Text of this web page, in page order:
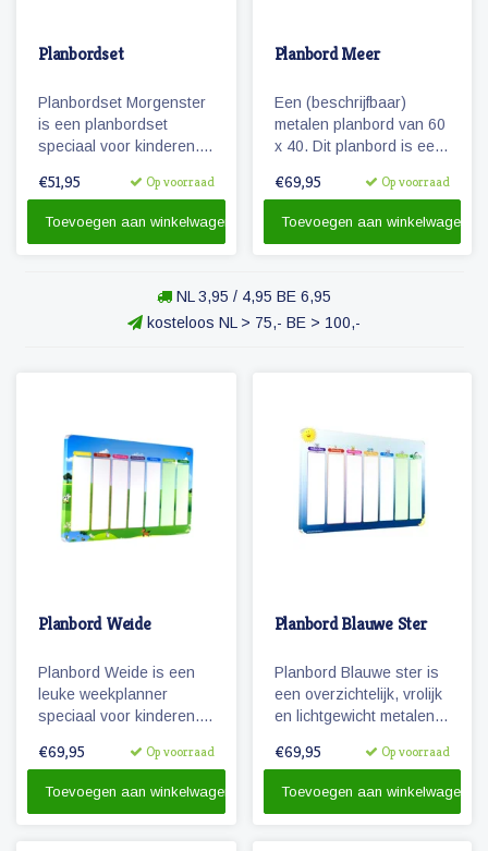
Planbordset
Planbordset Morgenster
is een planbordset
speciaal voor kinderen.
planbord en een
magnetische
€51,95 Op voorraad
Toevoegen aan winkelwagen
Planbord Meer
Een (beschrijfbaar)
metalen planbord van 60
x 40. Dit planbord is een
weekplanner voor de al
€69,95 Op voorraad
Toevoegen aan winkelwagen
NL 3,95 / 4,95 BE 6,95
kosteloos NL > 75,- BE > 100,-
Planbord Weide
Planbord Weide is een
leuke weekplanner
speciaal voor kinderen.
metalen) planbord geeft
werkt met magnetische
€69,95 Op voorraad
Toevoegen aan winkelwagen
Planbord Blauwe Ster
Planbord Blauwe ster is
een overzichtelijk, vrolijk
en lichtgewicht metalen
(60 x 40 cm). Het bord
week en werkt met
€69,95 Op voorraad
Toevoegen aan winkelwagen